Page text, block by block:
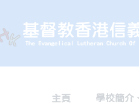
主頁 學校簡介